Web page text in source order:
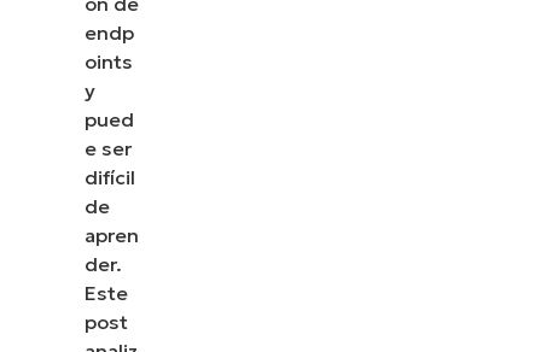
endp
oints
y
pued
e ser
difícil
de
apren
der.
Este
post